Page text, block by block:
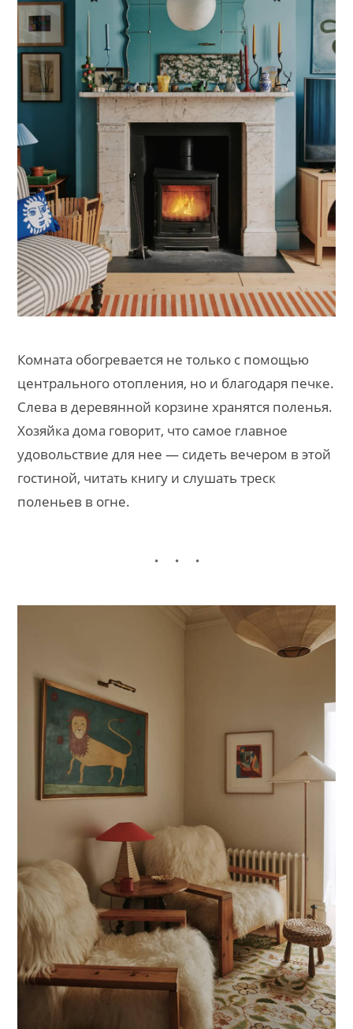
Комната обогревается не только с помощью
центрального отопления, но и благодаря печке.
Слева в деревянной корзине хранятся поленья.
Хозяйка дома говорит, что самое главное
удовольствие для нее — сидеть вечером в этой
гостиной, читать книгу и слушать треск
поленьев в огне.